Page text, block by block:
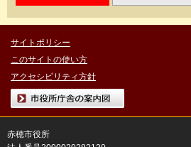
サイトポリシー
このサイトの使い方
アクセシビリティ方針
市役所庁舎の案内図
赤穂市役所